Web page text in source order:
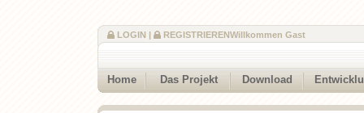
Willkommen Gast
LOGIN | REGISTRIEREN
Home Das Projekt Download